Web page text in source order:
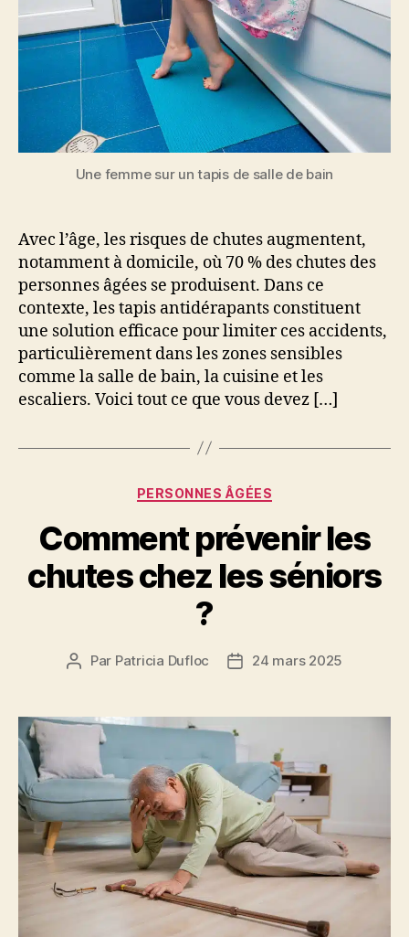
Une femme sur un tapis de salle de bain
Avec l’âge, les risques de chutes augmentent,
notamment à domicile, où 70 % des chutes des
personnes âgées se produisent. Dans ce
contexte, les tapis antidérapants constituent
une solution efficace pour limiter ces accidents,
particulièrement dans les zones sensibles
comme la salle de bain, la cuisine et les
escaliers. Voici tout ce que vous devez […]
Catégories
PERSONNES ÂGÉES
Comment prévenir les
chutes chez les séniors
?
Auteur
Par Patricia Dufloc
Date24 mars 2025